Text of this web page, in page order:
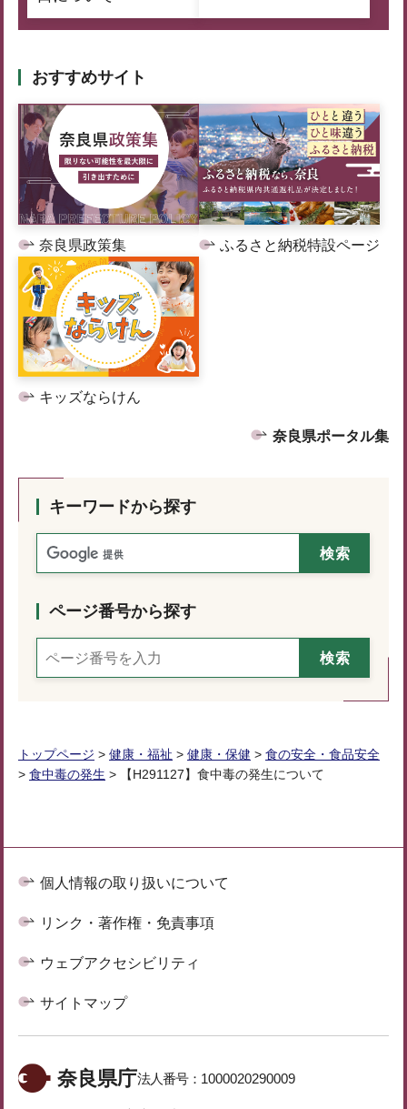
おすすめサイト
奈良県政策集 ふるさと納税特設ページ
キッズならけん
奈良県ポータル集
キーワードから探す
ページ番号から探す
トップページ > 健康・福祉 > 健康・保健 > 食の安全・食品安全
> 食中毒の発生 > 【H291127】食中毒の発生について
個人情報の取り扱いについて
リンク・著作権・免責事項
ウェブアクセシビリティ
サイトマップ
奈良県庁法人番号： 1000020290009